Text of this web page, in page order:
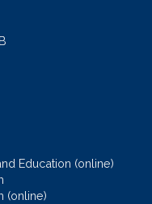
Education (online)
(online)